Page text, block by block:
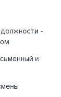
-
и